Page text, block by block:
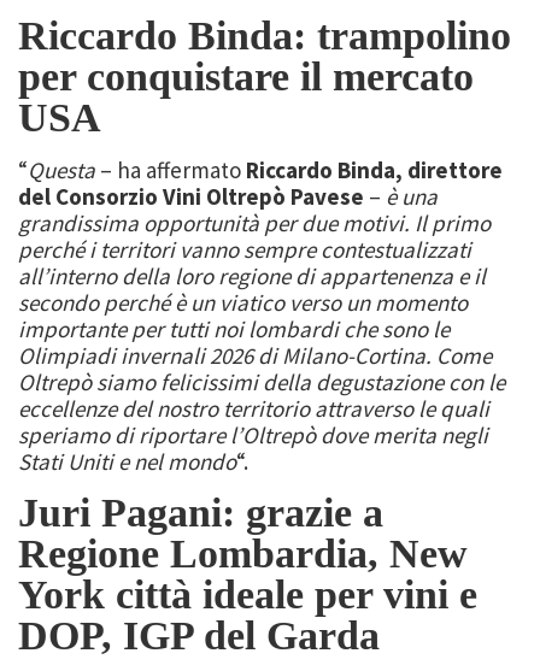
Riccardo Binda: trampolino
per conquistare il mercato
USA
“Questa – ha affermato Riccardo Binda, direttore
del Consorzio Vini Oltrepò Pavese – è una
grandissima opportunità per due motivi. Il primo
perché i territori vanno sempre contestualizzati
all’interno della loro regione di appartenenza e il
secondo perché è un viatico verso un momento
importante per tutti noi lombardi che sono le
Olimpiadi invernali 2026 di Milano-Cortina. Come
Oltrepò siamo felicissimi della degustazione con le
eccellenze del nostro territorio attraverso le quali
speriamo di riportare l’Oltrepò dove merita negli
Stati Uniti e nel mondo“.
Juri Pagani: grazie a
Regione Lombardia, New
York città ideale per vini e
DOP, IGP del Garda